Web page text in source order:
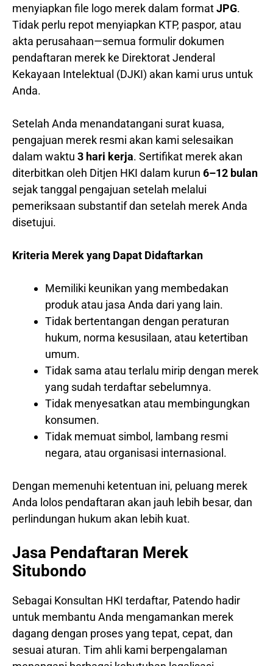
menyiapkan file logo merek dalam formatJPG.
Tidak perlu repot menyiapkan KTP, paspor, atau
akta perusahaan—semua formulir dokumen
pendaftaran merek ke Direktorat Jenderal
Kekayaan Intelektual (DJKI) akan kami urus untuk
Anda.
Setelah Anda menandatangani surat kuasa,
pengajuan merek resmi akan kami selesaikan
dalam waktu 3 hari kerja. Sertifikat merek akan
diterbitkan oleh Ditjen HKI dalam kurun 6–12 bulan
sejak tanggal pengajuan setelah melalui
pemeriksaan substantif dan setelah merek Anda
disetujui.
Kriteria Merek yang Dapat Didaftarkan
Memiliki keunikan yang membedakan
produk atau jasa Anda dari yang lain.
Tidak bertentangan dengan peraturan
hukum, norma kesusilaan, atau ketertiban
umum.
Tidak sama atau terlalu mirip dengan merek
yang sudah terdaftar sebelumnya.
Tidak menyesatkan atau membingungkan
konsumen.
Tidak memuat simbol, lambang resmi
negara, atau organisasi internasional.
Dengan memenuhi ketentuan ini, peluang merek
Anda lolos pendaftaran akan jauh lebih besar, dan
perlindungan hukum akan lebih kuat.
Jasa Pendaftaran Merek
Situbondo
Sebagai Konsultan HKI terdaftar, Patendo hadir
untuk membantu Anda mengamankan merek
dagang dengan proses yang tepat, cepat, dan
sesuai aturan. Tim ahli kami berpengalaman